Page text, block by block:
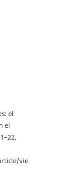
el
el
vie